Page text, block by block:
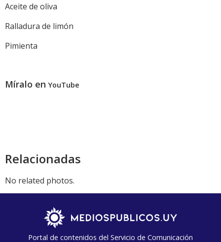
Aceite de oliva
Ralladura de limón
Pimienta
Míralo enYouTube
Relacionadas
No related photos.
Portal de contenidos del Servicio de Comunicación